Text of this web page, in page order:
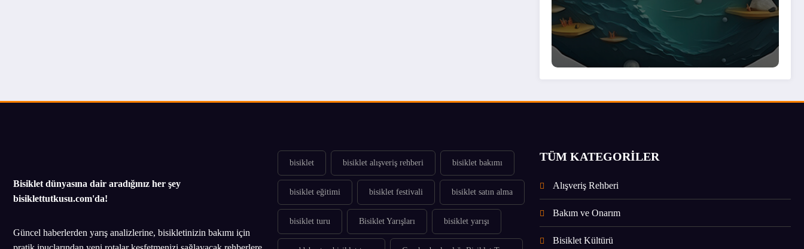
Bisiklet dünyasına dair aradığınız her şey
bisiklettutkusu.com'da!
Güncel haberlerden yarış analizlerine, bisikletinizin bakımı için
bisiklet bisiklet alışveriş rehberi bisiklet bakımı
bisiklet eğitimi bisiklet festivali bisiklet satın alma
bisiklet turu Bisiklet Yarışları bisiklet yarışı
TÜM KATEGORİLER
Alışveriş Rehberi
Bakım ve Onarım
Bisiklet Kültürü